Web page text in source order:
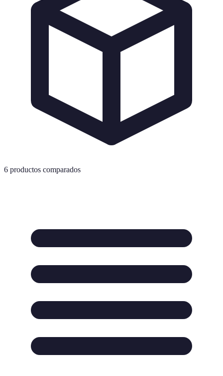
6 productos comparados